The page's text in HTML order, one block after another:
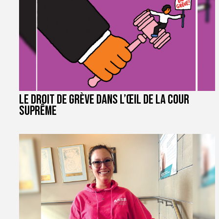
Le droit de grève dans l’œil de la Cour
suprême